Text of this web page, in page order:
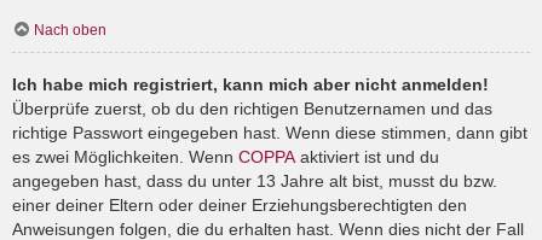
Nach oben
Ich habe mich registriert, kann mich aber nicht anmelden!
Überprüfe zuerst, ob du den richtigen Benutzernamen und das
richtige Passwort eingegeben hast. Wenn diese stimmen, dann gibt
es zwei Möglichkeiten. Wenn COPPA aktiviert ist und du
angegeben hast, dass du unter 13 Jahre alt bist, musst du bzw.
einer deiner Eltern oder deiner Erziehungsberechtigten den
Anweisungen folgen, die du erhalten hast. Wenn dies nicht der Fall